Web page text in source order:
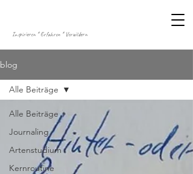
Inspirieren * Erfahren * Verwildern
blog
Alle Beiträge
Journaling
Artenstudium
Kernroutine
Alle Beiträge